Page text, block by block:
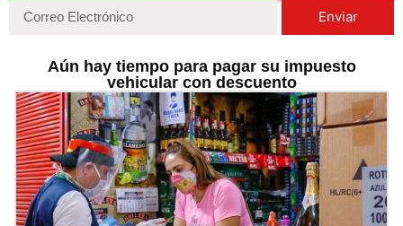
Enviar
Aún hay tiempo para pagar su impuesto
vehicular con descuento